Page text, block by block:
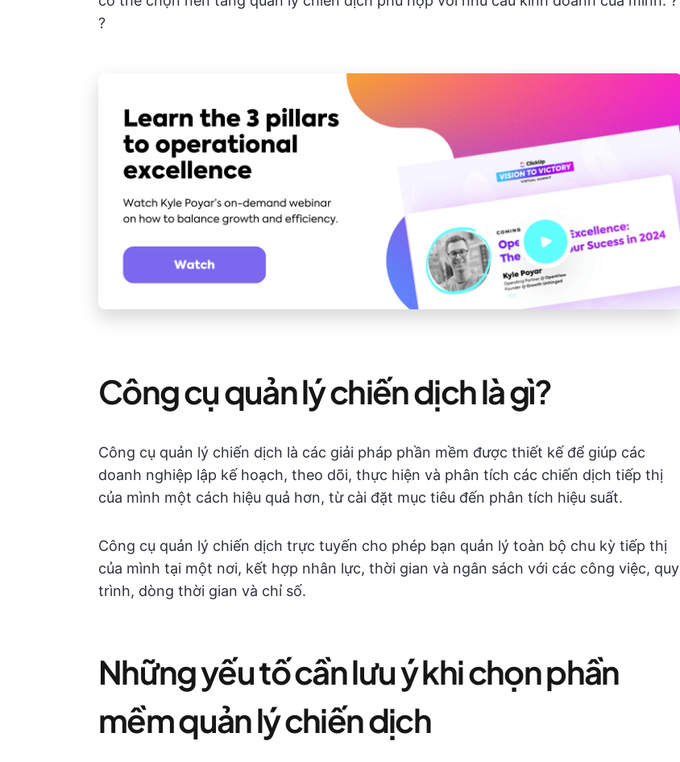
?
Công cụ quản lý chiến dịch là gì?
Công cụ quản lý chiến dịch là các giải pháp phần mềm được thiết kế để giúp các
doanh nghiệp lập kế hoạch, theo dõi, thực hiện và phân tích các chiến dịch tiếp thị
của mình một cách hiệu quả hơn, từ cài đặt mục tiêu đến phân tích hiệu suất.
Công cụ quản lý chiến dịch trực tuyến cho phép bạn quản lý toàn bộ chu kỳ tiếp thị
của mình tại một nơi, kết hợp nhân lực, thời gian và ngân sách với các công việc, quy
trình, dòng thời gian và chỉ số.
Những yếu tố cần lưu ý khi chọn phần
mềm quản lý chiến dịch